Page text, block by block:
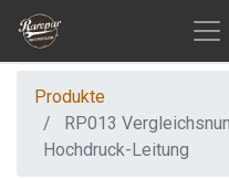
Produkte
RP013
Hochdruck-Leitung